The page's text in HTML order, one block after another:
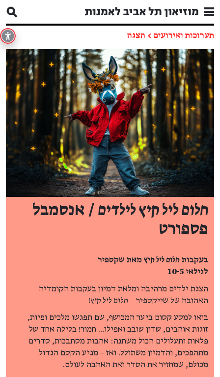
תערוכות ואירועים ← הצגה
חלום ליל קיץ לילדים / אנסמבל
פספורט
בעקבות חלום ליל קיץ מאת שקספיר
לגילאי 10-5
הצגת ילדים מרהיבה ומלאת דמיון בעקבות הקומדיה
האהובה של שייקספיר – חלום ליל קיץ!
בואו למסע קסום ביער המכושף, שם תפגשו מלכים ופיות,
זוגות אוהבים, שדון שובב ואפילו… חמור! בלילה אחד של
פלאות ותעלולים הכול משתנה: אהבות מסתבכות, סדרים
מתהפכים, והדמיון משתולל. ואז – מגיע הקסם הגדול
מכולם, שמחזיר את הסדר ואת האהבה לעולם.